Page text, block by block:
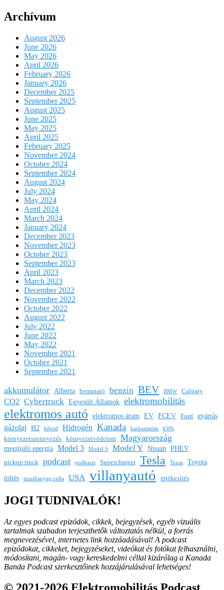
Archívum
August 2026
June 2026
May 2026
April 2026
February 2026
January 2026
December 2025
September 2025
August 2025
June 2025
May 2025
April 2025
February 2025
November 2024
October 2024
September 2024
August 2024
July 2024
May 2024
April 2024
March 2024
January 2024
December 2023
November 2023
October 2023
September 2023
April 2023
March 2023
December 2022
November 2022
October 2022
August 2022
July 2022
June 2022
May 2022
November 2021
October 2021
September 2021
akkumulátor Alberta bemutató benzin BEV BMW Calgary
CO2 Cybertruck Egyesült Államok elektromobilitás
elektromos autó elektromos áram EV FCEV Ford gyártás
gázolaj H2 hibrid Hidrogén Kanada karbantartás kWh
környezetszennyezés környezetvédelem Magyarország
megújuló energia Model 3 Model S Model Y Nissan PHEV
pickup truck podcast podkaszt Supercharger Tesla Texas
Toyota
töltés
tüzelőanyag-cella USA villanyautó értékesítés
JOGI TUDNIVALÓK!
Az egyes podcast epizódok, cikkek, bejegyzések, egyéb vizuális
tartalmak szabadon terjeszthetők változtatás nélkül, a forrás
megnevezésével, internetes link hozzáadásával! A podcast
epizódokat, cikkeket, bejegyzéseket, videókat és fotókat felhasználni,
módosítani, magán- vagy kereskedelmi céllal kizárólag a Kanada
Banda Podcast szerkesztőinek hozzájárulásával lehetséges!